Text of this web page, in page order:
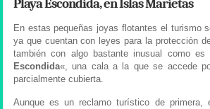
Playa Escondida, en Islas Marietas
En estas pequeñas joyas flotantes el turismo
ya que cuentan con leyes para la protección
también con algo bastante inusual como
Escondida«, una cala a la que se accede
parcialmente cubierta.
Aunque es un reclamo turístico de primera,